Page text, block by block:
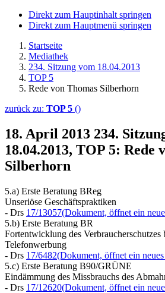
Direkt zum Hauptinhalt springen
Direkt zum Hauptmenü springen
Startseite
Mediathek
234. Sitzung vom 18.04.2013
TOP 5
Rede von Thomas Silberhorn
zurück zu: TOP 5 ()
18. April 2013 234.
18.04.2013, TOP 5: Rede
Silberhorn
5.a) Erste Beratung BReg
Unseriöse Geschäftspraktiken
- Drs 17/13057(Dokument, öffnet ein
5.b) Erste Beratung BR
Fortentwicklung des Verbraucherschutzes
Telefonwerbung
- Drs 17/6482(Dokument, öffnet ein
5.c) Erste Beratung B90/GRÜNE
Eindämmung des Missbrauchs des
- Drs 17/12620(Dokument, öffnet ein